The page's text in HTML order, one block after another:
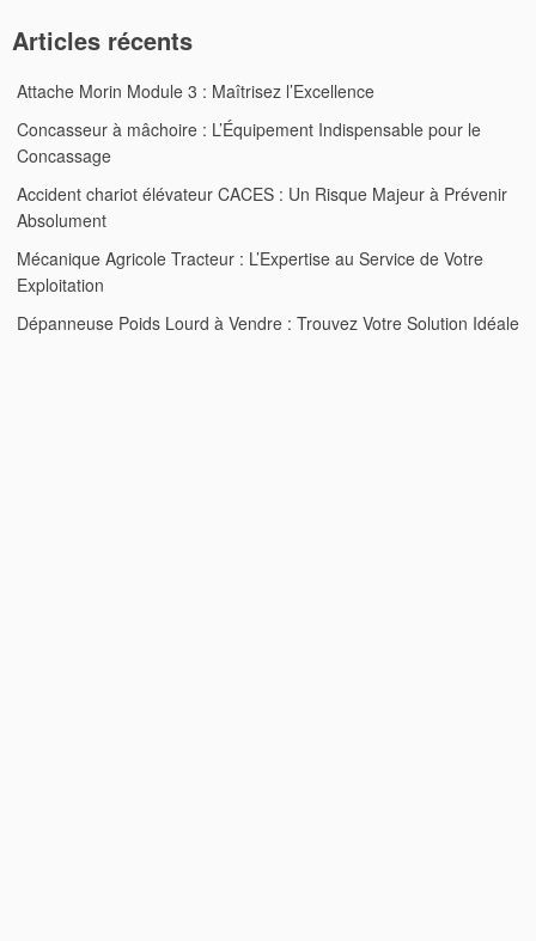
Articles récents
Attache Morin Module 3 : Maîtrisez l’Excellence
Concasseur à mâchoire : L’Équipement Indispensable pour le
Concassage
Accident chariot élévateur CACES : Un Risque Majeur à Prévenir
Absolument
Mécanique Agricole Tracteur : L’Expertise au Service de Votre
Exploitation
Dépanneuse Poids Lourd à Vendre : Trouvez Votre Solution Idéale